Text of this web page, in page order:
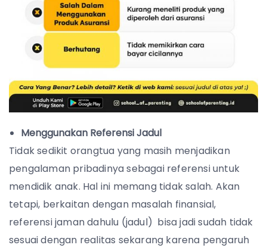
Menggunakan Referensi Jadul
Tidak sedikit orangtua yang masih menjadikan
pengalaman pribadinya sebagai referensi untuk
mendidik anak. Hal ini memang tidak salah. Akan
tetapi, berkaitan dengan masalah finansial,
referensi jaman dahulu (jadul) bisa jadi sudah tidak
sesuai dengan realitas sekarang karena pengaruh